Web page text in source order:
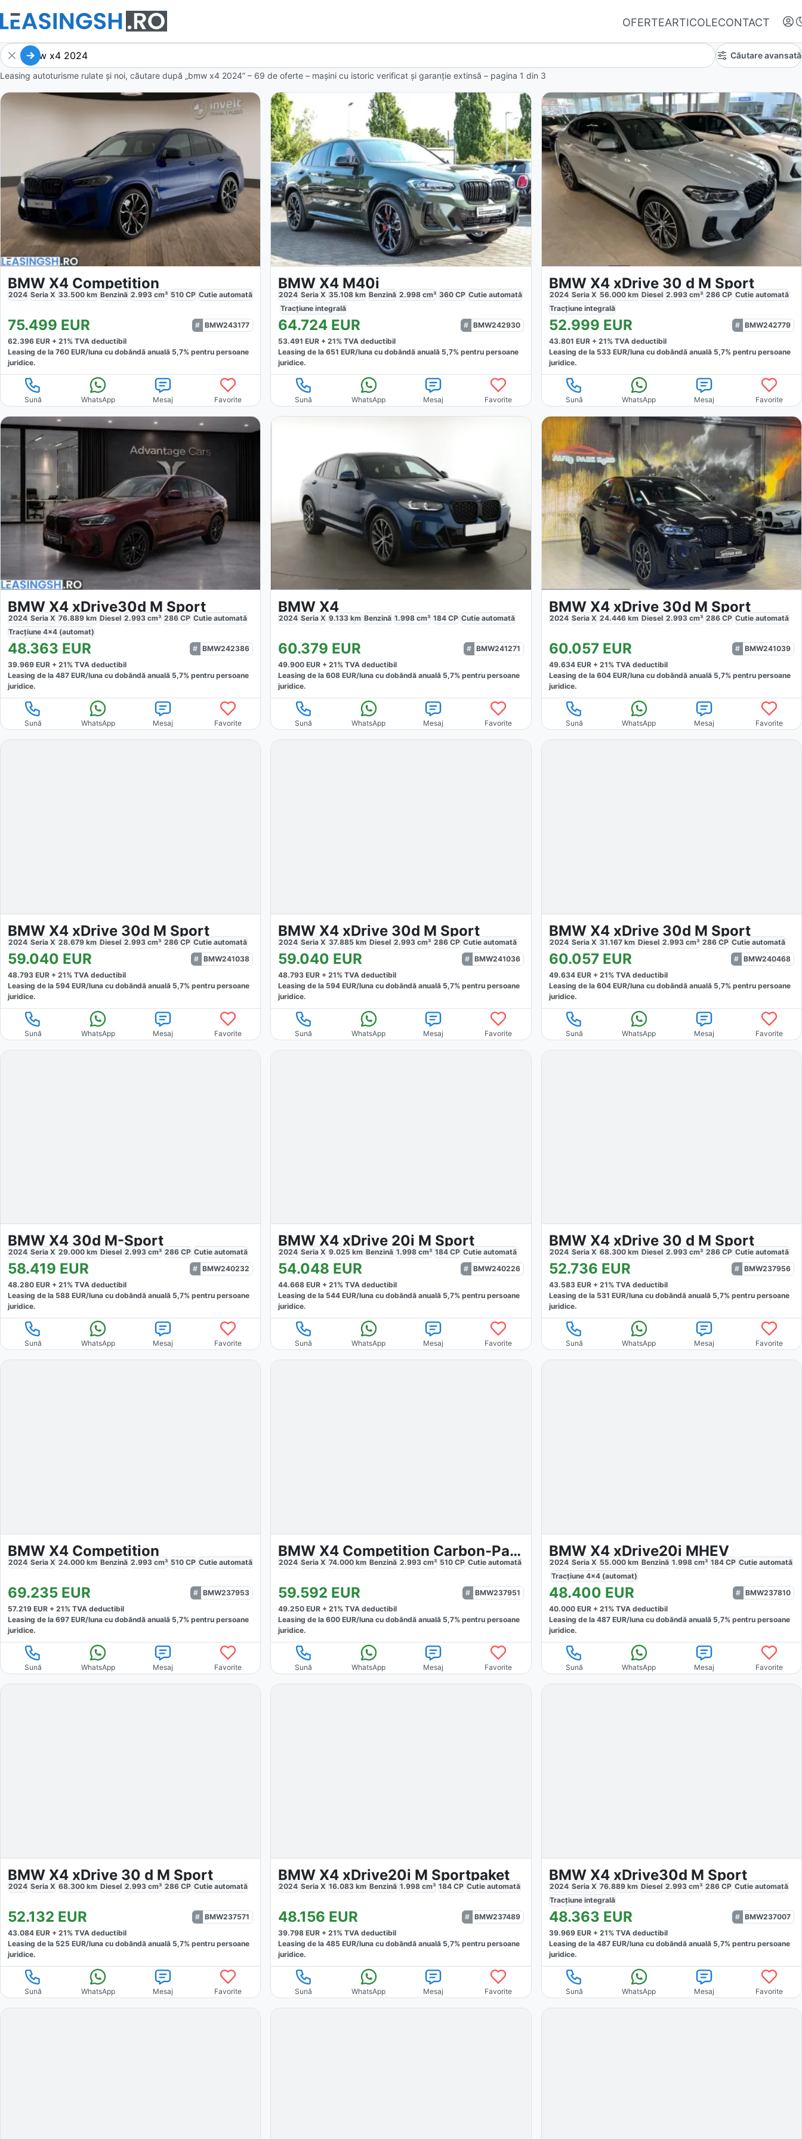
OFERTEARTICOLECONTACT
Autentifică-te
Nu ai oferte favorite
Căutare avansată
Leasing autoturisme rulate și noi, căutare după „bmw x4 2024” – 69 de oferte – mașini cu istoric verificat și garanție extinsă – pagina 1 din 3
BMW X4 Competition
2024 Seria X 33.500 km Benzină 2.993 cm³ 510 CP Cutie automată
75.499 EUR
BMW243177
62.396 EUR + 21% TVA deductibil
Leasing de la 760 EUR/luna cu dobăndă anuală 5,7% pentru persoane
juridice.
Sună WhatsApp Mesaj Favorite
BMW X4 M40i
2024 Seria X 35.108 km Benzină 2.998 cm³ 360 CP Cutieautomată
Tracțiuneintegrală
64.724 EUR
BMW242930
53.491 EUR +21% TVA deductibil
Leasing de la651 EUR/luna cu dobăndă anuală 5,7% pentru persoane
juridice.
Sună WhatsApp Mesaj Favorite
BMW X4 xDrive 30 d M Sport
2024 Seria X 56.000km Diesel 2.993cm³ 286CP Cutie automată
Tracțiune integrală
52.999 EUR
BMW242779
43.801 EUR + 21% TVA deductibil
Leasing de la 533EUR/lunacu dobăndă anuală 5,7% pentru persoane
juridice.
Sună WhatsApp Mesaj Favorite
BMW X4 xDrive30d M Sport
2024 Seria X 76.889 km Diesel 2.993 cm³ 286 CP Cutie automată
Tracțiune 4x4 (automat)
48.363 EUR
BMW242386
39.969 EUR + 21% TVA deductibil
Leasing de la 487 EUR/luna cu dobăndă anuală 5,7% pentru persoane
juridice.
Sună WhatsApp Mesaj Favorite
BMW X4
2024 Seria X 9.133 km Benzină 1.998 cm³ 184 CP Cutieautomată
60.379 EUR
BMW241271
49.900 EUR +21% TVA deductibil
Leasing de la608 EUR/luna cu dobăndă anuală 5,7% pentru persoane
juridice.
Sună WhatsApp Mesaj Favorite
BMW X4 xDrive 30d M Sport
2024 Seria X 24.446km Diesel 2.993cm³ 286CP Cutie automată
60.057EUR
BMW241039
49.634EUR + 21% TVA deductibil
Leasing de la 604EUR/lunacu dobăndă anuală 5,7% pentru persoane
juridice.
Sună WhatsApp Mesaj Favorite
BMW X4 xDrive 30d M Sport
2024 Seria X 28.679 km Diesel 2.993 cm³ 286 CP Cutie automată
59.040 EUR
BMW241038
48.793 EUR + 21% TVA deductibil
Leasing de la 594 EUR/luna cu dobăndă anuală 5,7% pentru persoane
juridice.
Sună WhatsApp Mesaj Favorite
BMW X4 xDrive 30d M Sport
2024 Seria X 37.885 km Diesel 2.993 cm³ 286 CP Cutieautomată
59.040 EUR
BMW241036
48.793 EUR +21% TVA deductibil
Leasing de la 594 EUR/luna cu dobăndă anuală 5,7% pentru persoane
juridice.
Sună WhatsApp Mesaj Favorite
BMW X4 xDrive 30d M Sport
2024 Seria X 31.167km Diesel 2.993cm³ 286CP Cutie automată
60.057EUR
BMW240468
49.634EUR + 21% TVA deductibil
Leasing de la 604EUR/lunacu dobăndă anuală 5,7% pentru persoane
juridice.
Sună WhatsApp Mesaj Favorite
BMW X4 30d M-Sport
2024 Seria X 29.000 km Diesel 2.993 cm³ 286 CP Cutie automată
58.419 EUR
BMW240232
48.280 EUR + 21% TVA deductibil
Leasing de la 588 EUR/luna cu dobăndă anuală 5,7% pentru persoane
juridice.
Sună WhatsApp Mesaj Favorite
BMW X4 xDrive 20i M Sport
2024 Seria X 9.025 km Benzină 1.998 cm³ 184 CP Cutieautomată
54.048 EUR
BMW240226
44.668 EUR +21% TVA deductibil
Leasing de la 544 EUR/luna cu dobăndă anuală 5,7% pentru persoane
juridice.
Sună WhatsApp Mesaj Favorite
BMW X4 xDrive 30 d M Sport
2024 Seria X 68.300km Diesel 2.993cm³ 286CP Cutie automată
52.736 EUR
BMW237956
43.583EUR + 21% TVA deductibil
Leasing de la 531 EUR/lunacu dobăndă anuală 5,7% pentru persoane
juridice.
Sună WhatsApp Mesaj Favorite
BMW X4 Competition
2024 Seria X 24.000 km Benzină 2.993 cm³ 510 CP Cutie automată
69.235 EUR
BMW237953
57.219 EUR + 21% TVA deductibil
Leasing de la 697 EUR/luna cu dobăndă anuală 5,7% pentru persoane
juridice.
Sună WhatsApp Mesaj Favorite
BMW X4 Competition Carbon-Paket
2024 Seria X 74.000 km Benzină 2.993 cm³ 510 CP Cutieautomată
59.592 EUR
BMW237951
49.250 EUR +21% TVA deductibil
Leasing de la600 EUR/luna cu dobăndă anuală 5,7% pentru persoane
juridice.
Sună WhatsApp Mesaj Favorite
BMW X4 xDrive20i MHEV
2024 Seria X 55.000km Benzină 1.998cm³ 184CP Cutie automată
Tracțiune 4x4 (automat)
48.400 EUR
BMW237810
40.000EUR + 21% TVA deductibil
Leasing de la 487EUR/lunacu dobăndă anuală 5,7% pentru persoane
juridice.
Sună WhatsApp Mesaj Favorite
BMW X4 xDrive 30 d M Sport
2024 Seria X 68.300 km Diesel 2.993 cm³ 286 CP Cutie automată
52.132 EUR
BMW237571
43.084 EUR + 21% TVA deductibil
Leasing de la 525 EUR/luna cu dobăndă anuală 5,7% pentru persoane
juridice.
Sună WhatsApp Mesaj Favorite
BMW X4 xDrive20i M Sportpaket
2024 Seria X 16.083 km Benzină 1.998 cm³ 184 CP Cutieautomată
48.156 EUR
BMW237489
39.798 EUR +21% TVA deductibil
Leasing de la485 EUR/luna cu dobăndă anuală 5,7% pentru persoane
juridice.
Sună WhatsApp Mesaj Favorite
BMW X4 xDrive30d M Sport
2024 Seria X 76.889km Diesel 2.993cm³ 286CP Cutie automată
Tracțiune integrală
48.363 EUR
BMW237007
39.969EUR + 21% TVA deductibil
Leasing de la 487EUR/lunacu dobăndă anuală 5,7% pentru persoane
juridice.
Sună WhatsApp Mesaj Favorite